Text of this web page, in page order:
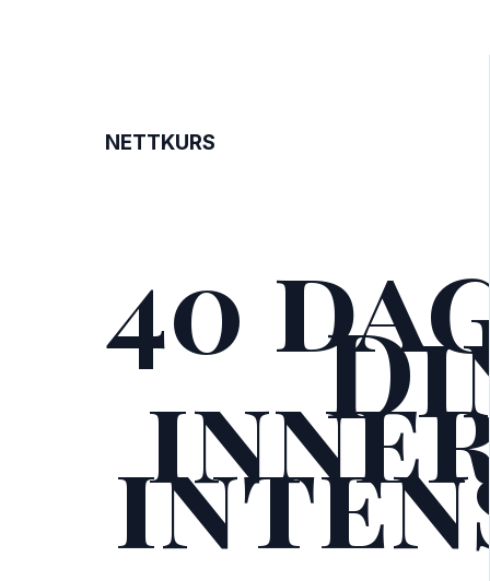
NETTKURS
40